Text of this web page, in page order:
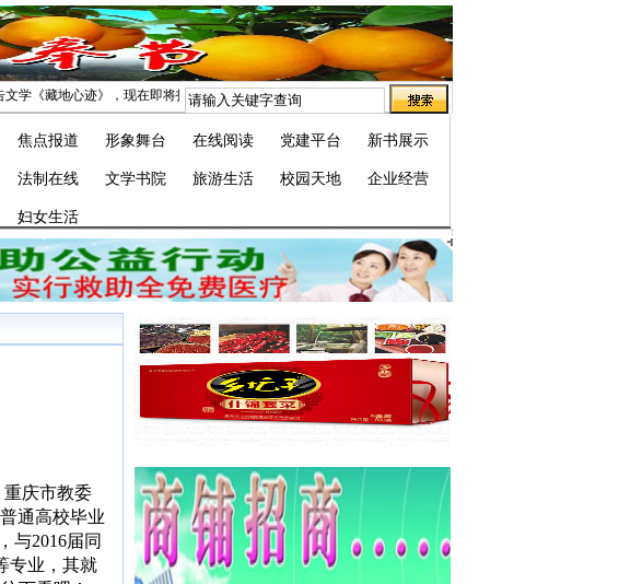
地心迹》，现在即将拍成同名电..
焦点报道 形象舞台 在线阅读 党建平台 新书展示
法制在线 文学书院 旅游生活 校园天地 企业经营
妇女生活
重庆市教委
通高校毕业
与2016届同
专业，其就